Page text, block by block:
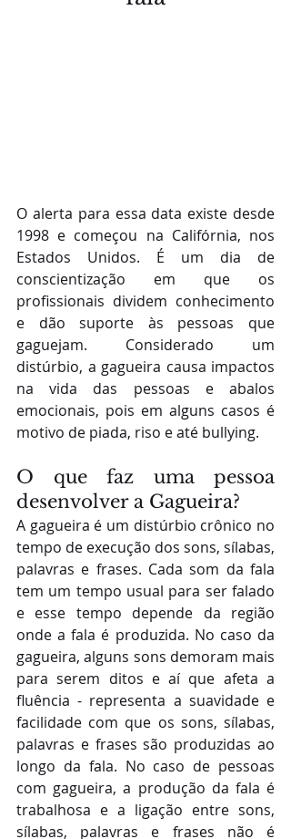
O alerta para essa data existe desde
1998 e começou na Califórnia, nos
Estados Unidos. É um dia de
conscientização em que os
profissionais dividem conhecimento
e dão suporte às pessoas que
gaguejam. Considerado um
distúrbio, a gagueira causa impactos
na vida das pessoas e abalos
emocionais, pois em alguns casos é
motivo de piada, riso e até bullying.
O que faz uma pessoa
desenvolver a Gagueira?
A gagueira é um distúrbio crônico no
tempo de execução dos sons, sílabas,
palavras e frases. Cada som da fala
tem um tempo usual para ser falado
e esse tempo depende da região
onde a fala é produzida. No caso da
gagueira, alguns sons demoram mais
para serem ditos e aí que afeta a
fluência - representa a suavidade e
facilidade com que os sons, sílabas,
palavras e frases são produzidas ao
longo da fala. No caso de pessoas
com gagueira, a produção da fala é
trabalhosa e a ligação entre sons,
sílabas, palavras e frases não é